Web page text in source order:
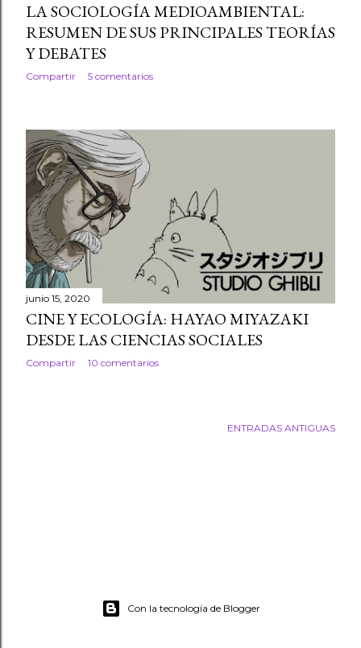
LA SOCIOLOGÍA MEDIOAMBIENTAL:
RESUMEN DE SUS PRINCIPALES TEORÍAS
Y DEBATES
Compartir 5 comentarios
junio 15, 2020
CINE Y ECOLOGÍA: HAYAO MIYAZAKI
DESDE LAS CIENCIAS SOCIALES
Compartir 10 comentarios
ENTRADAS ANTIGUAS
Con la tecnología de Blogger